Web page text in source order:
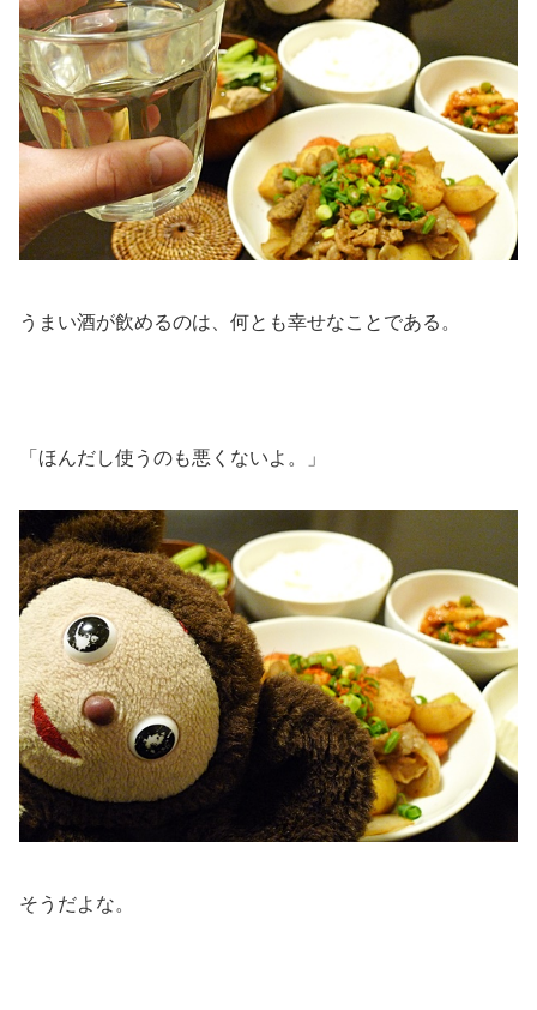
うまい酒が飲めるのは、何とも幸せなことである。
「ほんだし使うのも悪くないよ。」
そうだよな。